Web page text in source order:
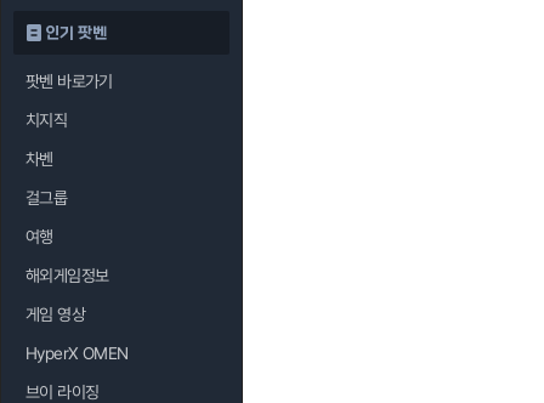
인기 팟벤
팟벤 바로가기
치지직
차벤
걸그룹
여행
해외게임정보
게임 영상
HyperX OMEN
브이 라이징